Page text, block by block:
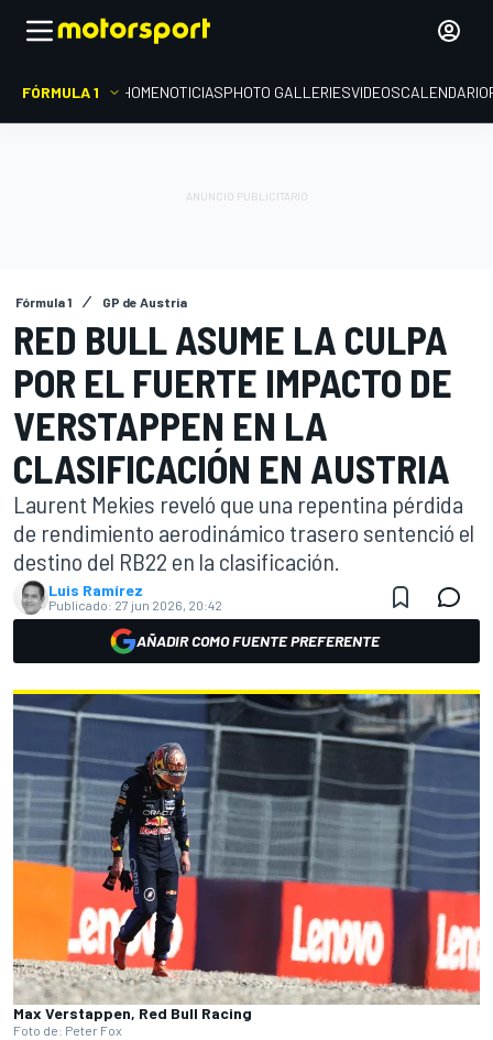
FÓRMULA 1 HOMENOTICIASPHOTO GALLERIESVIDEOSCALENDARIO
Fórmula 1 GP de Austria
RED BULL ASUME LA CULPA
POR EL FUERTE IMPACTO DE
VERSTAPPEN EN LA
CLASIFICACIÓN EN AUSTRIA
Laurent Mekies reveló que una repentina pérdida
de rendimiento aerodinámico trasero sentenció el
destino del RB22 en la clasificación.
Luis Ramírez
Publicado: 27 jun 2026, 20:42
AÑADIR COMO FUENTE PREFERENTE
Max Verstappen, Red Bull Racing
Foto de: Peter Fox